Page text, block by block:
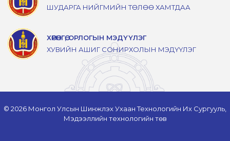
ШУДАРГА НИЙГМИЙН ТӨЛӨӨ ХАМТДАА
ХӨРӨНГӨ, ОРЛОГЫН МЭДҮҮЛЭГ
ХУВИЙН АШИГ СОНИРХОЛЫН МЭДҮҮЛЭГ
© 2026 Монгол Улсын Шинжлэх Ухаан Технологийн Их Сургууль,
Мэдээллийн технологийн төв